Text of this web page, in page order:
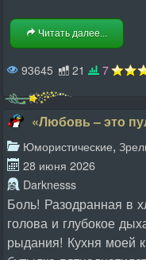
Читать далее...
93645 21 7
«Любовь – это
Юмористические,
28 июня 2026
Darknesss
Боль! Разодранная в
голова и глубокое
рыдания! Кухня моей